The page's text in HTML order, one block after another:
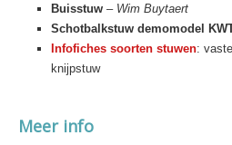
Buisstuw –Wim Buytaert
Schotbalkstuw demomodel
Infofiches soorten stuwen:
knijpstuw
Meer info